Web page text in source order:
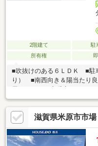
2階建て 駐
所有権
■吹抜けのある６ＬＤＫ ■駐
り） ■南西向き＆陽当たり
電システム・床暖房あり ■ロ
滋賀県米原市市